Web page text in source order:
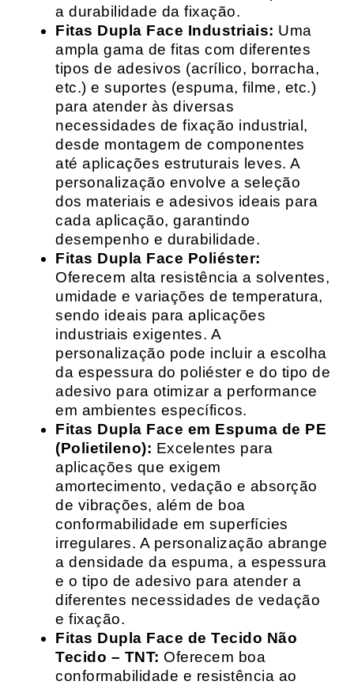
a durabilidade da fixação.
Fitas Dupla Face Industriais: Uma
ampla gama de fitas com diferentes
tipos de adesivos (acrílico, borracha,
etc.) e suportes (espuma, filme, etc.)
para atender às diversas
necessidades de fixação industrial,
desde montagem de componentes
até aplicações estruturais leves. A
personalização envolve a seleção
dos materiais e adesivos ideais para
cada aplicação, garantindo
desempenho e durabilidade.
Fitas Dupla Face Poliéster:
Oferecem alta resistência a solventes,
umidade e variações de temperatura,
sendo ideais para aplicações
industriais exigentes. A
personalização pode incluir a escolha
da espessura do poliéster e do tipo de
adesivo para otimizar a performance
em ambientes específicos.
Fitas Dupla Face em Espuma de PE
(Polietileno): Excelentes para
aplicações que exigem
amortecimento, vedação e absorção
de vibrações, além de boa
conformabilidade em superfícies
irregulares. A personalização abrange
a densidade da espuma, a espessura
e o tipo de adesivo para atender a
diferentes necessidades de vedação
e fixação.
Fitas Dupla Face de Tecido Não
Tecido – TNT: Oferecem boa
conformabilidade e resistência ao